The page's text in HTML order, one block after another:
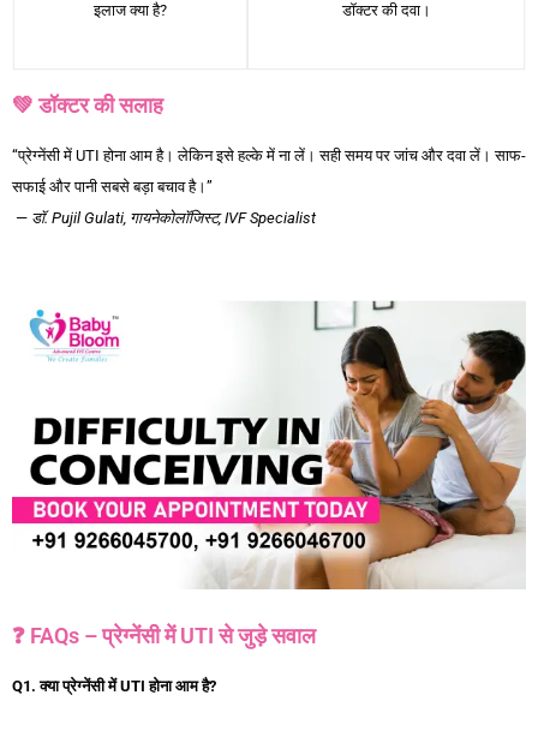
इलाज क्या है? डॉक्टर की दवा।
💚 डॉक्टर की सलाह
“प्रेग्नेंसी में UTI होना आम है। लेकिन इसे हल्के में ना लें। सही समय पर जांच और दवा लें। साफ-
सफाई और पानी सबसे बड़ा बचाव है।”
— डॉ. Pujil Gulati, गायनेकोलॉजिस्ट, IVF Specialist
❓ FAQs – प्रेग्नेंसी में UTI से जुड़े सवाल
Q1.क्याप्रेग्नेंसीमें UTIहोनाआमहै?